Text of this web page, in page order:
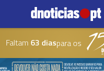
Faltam 63 diaspara os